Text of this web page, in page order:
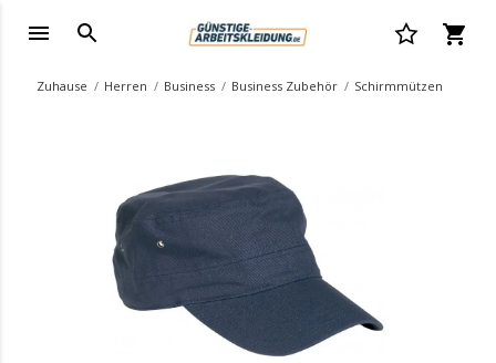
Zuhause Herren Business Business Zubehör Schirmmützen